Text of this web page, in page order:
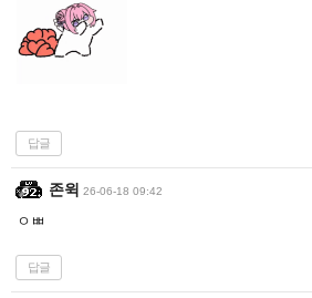
답글
존윅 26-06-18 09:42
ㅇㅃ
답글